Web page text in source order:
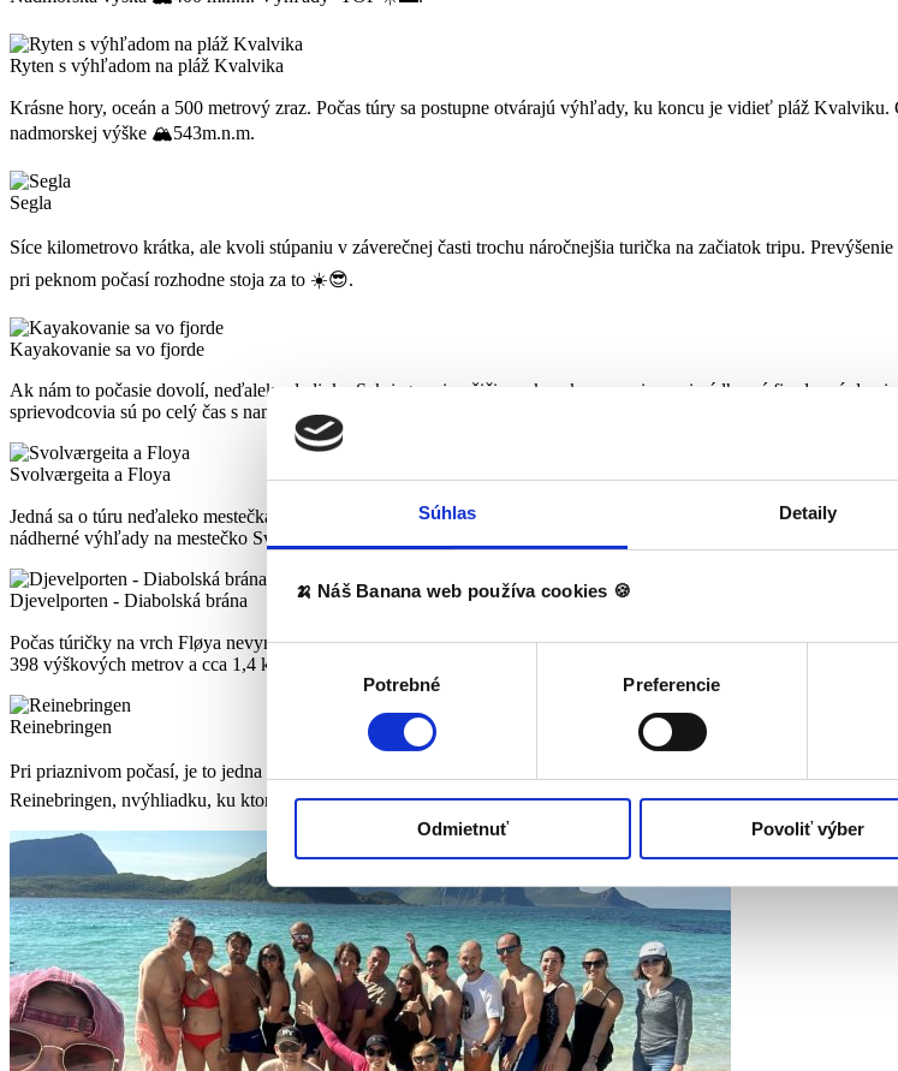
Súhlas Detaily
🍌 Náš Banana web používa cookies 🍪
Výber
Potrebné Preferencie
Odmietnuť Povoliť výber
Ryten s výhľadom na pláž Kvalvika
Krásne hory, oceán a 500 metrový zraz. Počas túry sa postupne otvárajú výhľady, ku koncu je vidieť pláž
nadmorskej výške 🏔543m.n.m.
Segla
Síce kilometrovo krátka, ale kvoli stúpaniu v záverečnej časti trochu náročnejšia turička na začiatok tripu.
pri peknom počasí rozhodne stoja za to ☀️😎.
Kayakovanie sa vo fjorde
Ak nám to počasie dovolí, neďaleko dedinky Sakrisøya si požičiame kayaky a pozrieme si nádherné fjordy z
sprievodcovia sú po celý čas s nami, dbajú na našu bezpečnosť a povedia pár zaujmavostí o fjordoch.
Svolværgeita a Floya
Jedná sa o túru neďaleko mestečka Svolvær. Celková dĺžka túry aj s medzizastávkou pri diabolskej bráne je 5,6
nádherné výhľady na mestečko Svolvær.
Djevelporten - Diabolská brána
Počas túričky na vrch Fløya nevynecháme ani tento známy fotospot Djevelporten v preklade 😈 diabolská brána.
398 výškových metrov a cca 1,4 km. Odvážiš sa na fotku?
Reinebringen
Pri priaznivom počasí, je to jedna z najkrasnejších výhliadok široko ďaleko. Prevýšenie ⬆506m. Max. nadmorská
Reinebringen, nvýhliadku, ku ktorej vedie takmer 2000 schodov 💪🏽. Rozhodne to stojí za to.